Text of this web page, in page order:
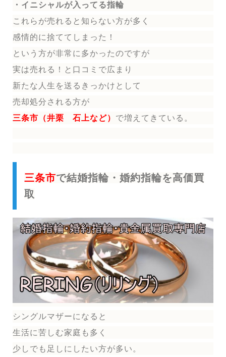
・イニシャルが入ってる指輪
これらが売れると知らない方が多く
感情的に捨ててしまった！
という方が非常に多かったのですが
実は売れる！と口コミで広まり
新たな人生を送る きっかけとして
売却処分される方が
三条市（井栗 石上など） で増えてきている。
三条市で結婚指輪・婚約指輪を高価買
取
シングルマザーになると
生活に苦しむ家庭も多く
少しでも足しにしたい方が多い。